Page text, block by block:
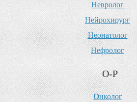
Невролог
Нейрохирург
Неонатолог
Нефролог
О-Р
Онколог